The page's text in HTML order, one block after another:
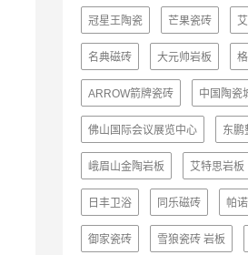
冠星王陶瓷 芒果瓷砖
名典磁砖 大元帅岩板
ARROW箭牌瓷砖 中国陶瓷
佛山国际会议展览中心 东鹏
峨眉山金陶岩板 艾特思岩板
日丰卫浴 同乐磁砖 帕
御家瓷砖 雪狼瓷砖 岩板